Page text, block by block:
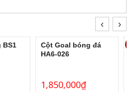
BS1
Cột Goal bóng đá
HA6-026
1,850,000₫
‹ ›